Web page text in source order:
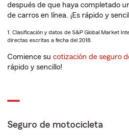
después de que haya completado
de carros en línea. ¡Es rápido y
1. Clasificación y datos de S&P Global Market
directas escritas a fecha del 2018.
Comience su cotización de seguro
rápido y sencillo!
Seguro de motocicleta